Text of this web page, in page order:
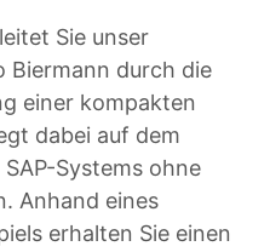
Sie unser
Biermann durch die
einer kompakten
dabei auf dem
Systems ohne
Anhand eines
erhalten Sie einen